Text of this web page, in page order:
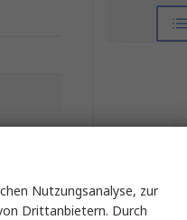
Nutzungsanalyse, zur
Drittanbietern. Durch